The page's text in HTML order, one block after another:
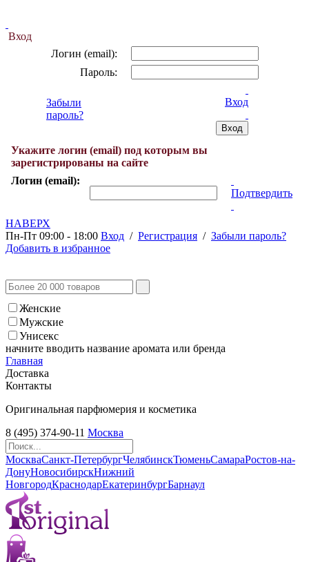
Вход
Логин (email):
Пароль:
Забыли
пароль?
Вход
Укажите логин (email) под которым вы
зарегистрированы на сайте
Логин (email):
Подтвердить
НАВЕРХ
Пн-Пт 09:00 - 18:00 Вход / Регистрация / Забыли пароль?
Добавить в избранное
Женские
Мужские
Унисекс
начните вводить название аромата или бренда
Главная
Доставка
Контакты
Оригинальная парфюмерия и косметика
8 (495) 374-90-11 Москва
МоскваСанкт-ПетербургЧелябинскТюменьСамараРостов-на-
ДонуНовосибирскНижний
НовгородКраснодарЕкатеринбургБарнаул